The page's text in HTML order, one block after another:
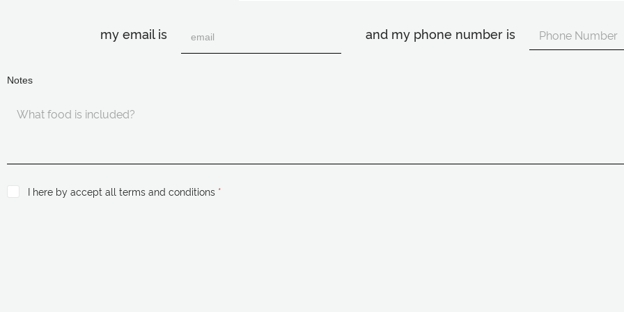
my email is and my phone number is
Notes
I here by accept all terms and conditions *